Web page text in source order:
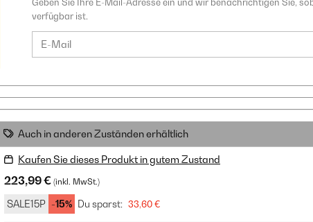
verfügbar ist.
Auch in anderen Zuständen erhältlich
Kaufen Sie dieses Produkt in gutem Zustand
223,99 € (inkl. MwSt.)
SALE15P -15% Du sparst: 33,60 €